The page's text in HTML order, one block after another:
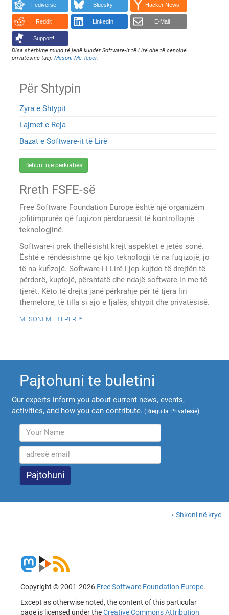
Fediverse Bluesky Hacker News
Reddit LinkedIn E-Mail
Support!
Disa shërbime mund të jenë kundër Software-it të Lirë dhe të cenojnë
privatësine tuaj.Mësoni Më Tepër.
Për Shtypin
Zyra e Shtypit
Lajmet e Reja
Bazat e Software-it të Lirë
Bëhuni një përkrahës
Rreth FSFE-së
Free Software Foundation Europe është një organizëm
jofitimprurës që fuqizon përdoruesit të kontrollojnë
teknologjinë.
Software-i prek thellësisht krejt aspektet e jetës sonë.
Është e rëndësishme që kjo teknologji të na fuqizojë, jo
të na kufizojë. Software-i i Lirë i jep kujtdo të drejtën të
përdorë, kuptojë, përshtatë dhe ndajë software-in me të
tjerët. Këto të drejta janë përkrahje për të tjera liri
themelore, të tilla si ajo e fjalës, shtypit dhe privatësisë.
mësoni më tepër
Pajtohuni te buletini
Our experts inform you about current news, events,
activities, and how you can contribute. (Rregulla Privatësie)
Shkoni në krye
Copyright © 2001-2026 Free Software Foundation Europe.
Except as otherwise noted, the content of this particular
page is licensed under theCreative Commons Attribution